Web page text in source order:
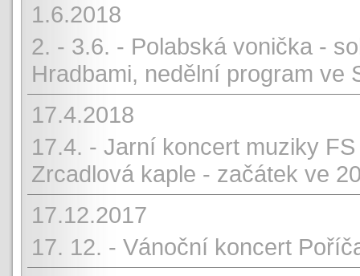
1.6.2018
2. - 3.6. - Polabská vonička -
Hradbami, nedělní program ve
17.4.2018
17.4. - Jarní koncert muziky
Zrcadlová kaple - začátek ve
17.12.2017
17. 12. - Vánoční koncert